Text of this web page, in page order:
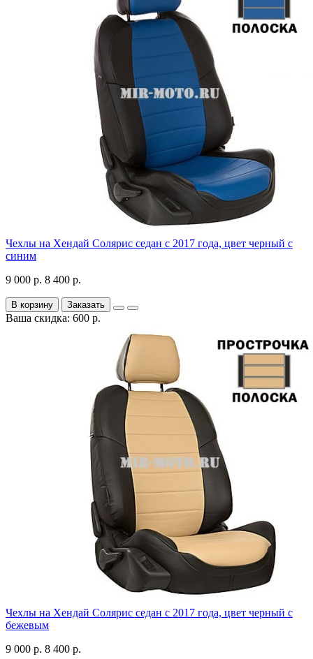
Чехлы на Хендай Солярис седан с 2017 года, цвет черный с
синим
9 000 р. 8 400 р.
В корзину Заказать
Ваша скидка: 600 р.
Чехлы на Хендай Солярис седан с 2017 года, цвет черный с
бежевым
9 000 р. 8 400 р.